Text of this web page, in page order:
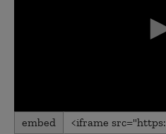
0
seconds
embed